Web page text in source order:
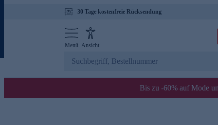
30 Tage kostenfreie Rücksendung
Menü Ansicht
Bis zu -60% auf Mode